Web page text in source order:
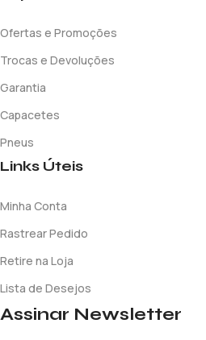
Ofertas e Promoções
Trocas e Devoluções
Garantia
Capacetes
Pneus
Links Úteis
Minha Conta
Rastrear Pedido
Retire na Loja
Lista de Desejos
Assinar Newsletter